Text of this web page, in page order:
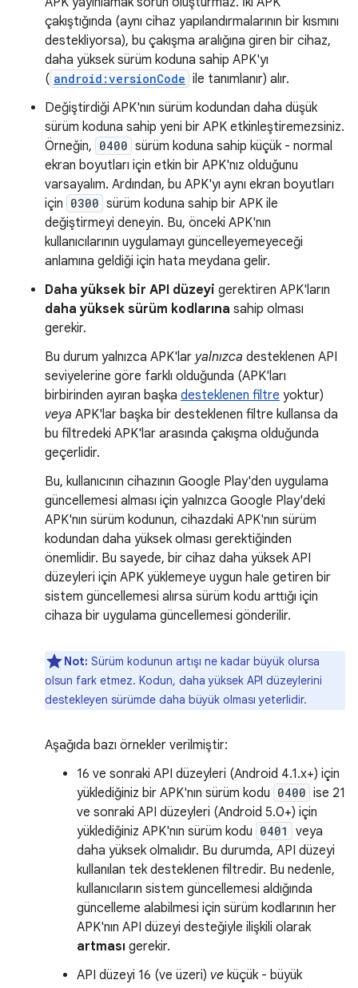
çakıştığında (aynı cihaz yapılandırmalarının bir kısmını
destekliyorsa), bu çakışma aralığına giren bir cihaz,
daha yüksek sürüm koduna sahip APK'yı
( android:versionCode ile tanımlanır) alır.
Değiştirdiği APK'nın sürüm kodundan daha düşük
sürüm koduna sahip yeni bir APK etkinleştiremezsiniz.
Örneğin, 0400 sürüm koduna sahip küçük - normal
ekran boyutları için etkin bir APK'nız olduğunu
varsayalım. Ardından, bu APK'yı aynı ekran boyutları
için 0300 sürüm koduna sahip bir APK ile
değiştirmeyi deneyin. Bu, önceki APK'nın
kullanıcılarının uygulamayı güncelleyemeyeceği
anlamına geldiği için hata meydana gelir.
Daha yüksek bir API düzeyi gerektiren APK'ların
daha yüksek sürüm kodlarına sahip olması
gerekir.
Bu durum yalnızca APK'lar yalnızca desteklenen API
seviyelerine göre farklı olduğunda (APK'ları
birbirinden ayıran başka desteklenen filtre yoktur)
veya APK'lar başka bir desteklenen filtre kullansa da
bu filtredeki APK'lar arasında çakışma olduğunda
geçerlidir.
Bu, kullanıcının cihazının Google Play'den uygulama
güncellemesi alması için yalnızca Google Play'deki
APK'nın sürüm kodunun, cihazdaki APK'nın sürüm
kodundan daha yüksek olması gerektiğinden
önemlidir. Bu sayede, bir cihaz daha yüksek API
düzeyleri için APK yüklemeye uygun hale getiren bir
sistem güncellemesi alırsa sürüm kodu arttığı için
cihaza bir uygulama güncellemesi gönderilir.
Not: Sürüm kodunun artışı ne kadar büyük olursa
olsun fark etmez. Kodun, daha yüksek API düzeylerini
destekleyen sürümde daha büyük olması yeterlidir.
Aşağıda bazı örnekler verilmiştir:
16 ve sonraki API düzeyleri (Android 4.1.x+) için
yüklediğiniz bir APK'nın sürüm kodu 0400 ise 21
ve sonraki API düzeyleri (Android 5.0+) için
yüklediğiniz APK'nın sürüm kodu 0401
veya
daha yüksek olmalıdır. Bu durumda, API düzeyi
kullanılan tek desteklenen filtredir. Bu nedenle,
kullanıcıların sistem güncellemesi aldığında
güncelleme alabilmesi için sürüm kodlarının her
APK'nın API düzeyi desteğiyle ilişkili olarak
artması gerekir.
API düzeyi 16 (ve üzeri) ve küçük - büyük